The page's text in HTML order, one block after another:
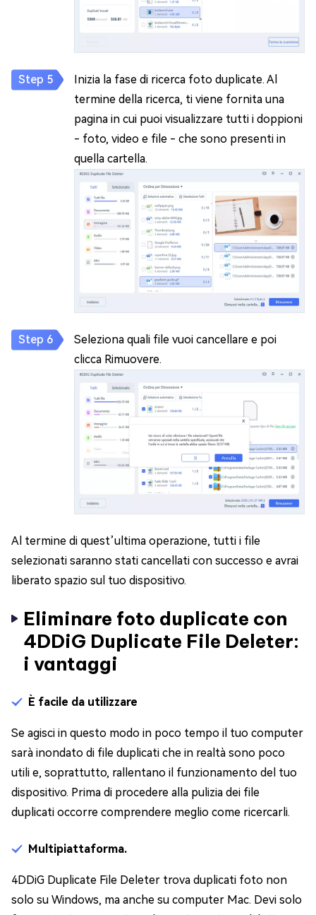
Inizia la fase di ricerca foto duplicate. Al
termine della ricerca, ti viene fornita una
pagina in cui puoi visualizzare tutti i doppioni
- foto, video e file - che sono presenti in
quella cartella.
Seleziona quali file vuoi cancellare e poi
clicca Rimuovere.
Al termine di quest’ultima operazione, tutti i file
selezionati saranno stati cancellati con successo e avrai
liberato spazio sul tuo dispositivo.
Eliminare foto duplicate con
4DDiG Duplicate File Deleter:
i vantaggi
È facile da utilizzare
Se agisci in questo modo in poco tempo il tuo computer
sarà inondato di file duplicati che in realtà sono poco
utili e, soprattutto, rallentano il funzionamento del tuo
dispositivo. Prima di procedere alla pulizia dei file
duplicati occorre comprendere meglio come ricercarli.
Multipiattaforma.
4DDiG Duplicate File Deleter trova duplicati foto non
solo su Windows, ma anche su computer Mac. Devi solo